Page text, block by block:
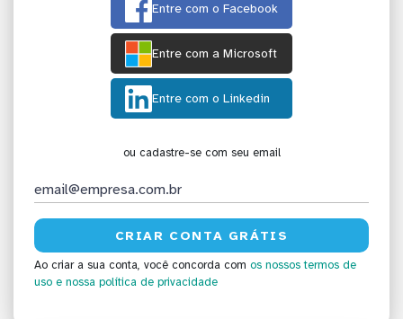
Entre com o Facebook
Entre com a Microsoft
Entre com o Linkedin
ou cadastre-se com seu email
Ao criar a sua conta, você concorda com os nossos termos de
uso e nossa política de privacidade